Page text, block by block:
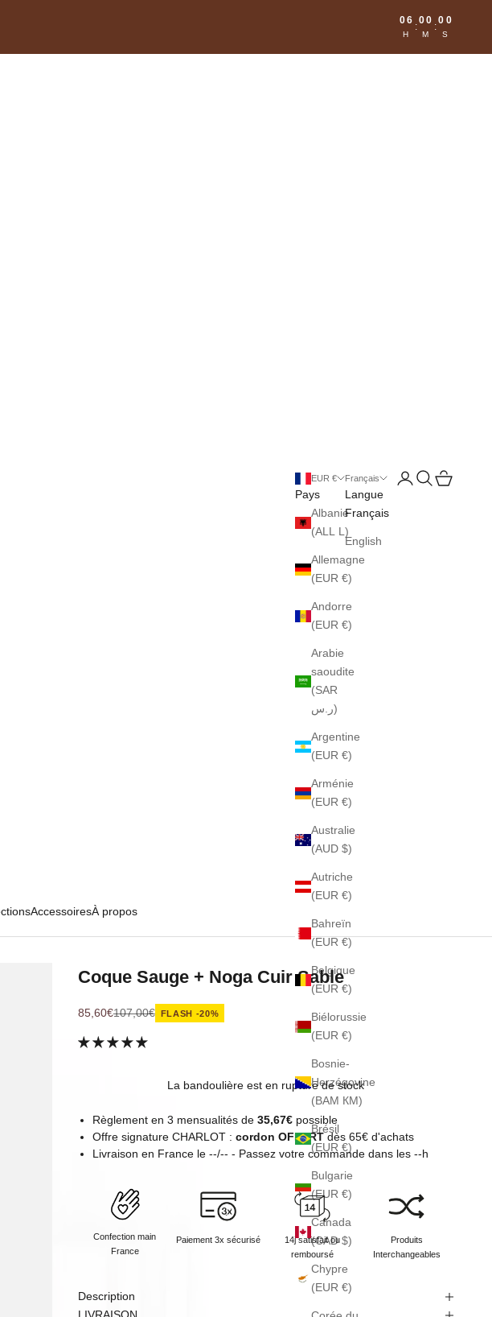
06
H
:
00
M
:
00
S
AccessoiresÀ propos
EUR €
Pays
Albanie
(ALL L)
Allemagne
(EUR €)
Andorre
(EUR €)
Arabie
saoudite
(SAR
ر.س)
Argentine
(EUR €)
Arménie
(EUR €)
Australie
(AUD $)
Autriche
(EUR €)
Bahreïn
(EUR €)
Belgique
(EUR €)
Biélorussie
(EUR €)
Bosnie-
Herzégovine
(BAM КМ)
Brésil
(EUR €)
Bulgarie
(EUR €)
Canada
(CAD $)
Chypre
(EUR €)
Français
Langue
Français
English
Ouvrir le compte
Ouvrir la
Voir le
Coque Sauge + Noga Cuir Sable
Prix de vente
85,60€Prix normal
107,00€ FLASH -20%
La bandoulière est en rupture de stock
Règlement en 3 mensualités de 35,67€possible
Offre signature CHARLOT : cordon OFFERTdès 65€ d'achats
Livraison en Francele --/-- - Passez votre commande dans les --h
Confection main
France
Paiement 3x sécurisé
14j satisfait ou
remboursé
Produits
Interchangeables
Description